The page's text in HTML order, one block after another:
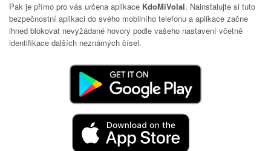
Pak je přímo pro vás určena aplikace KdoMiVolal. Nainstalujte si tuto
bezpečnostní aplikaci do svého mobilního telefonu a aplikace začne
ihned blokovat nevyžádané hovory podle vašeho nastavení včetně
identifikace dalších neznámých čísel.